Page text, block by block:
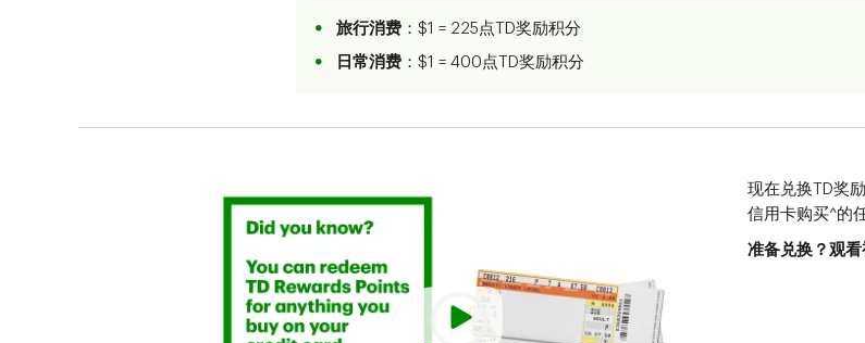
旅行消费 ：$1 = 225点TD奖励积分
日常消费 ：$1 = 400点TD奖励积分
现在兑换TD奖
信用卡购买^的
准备兑换？观看